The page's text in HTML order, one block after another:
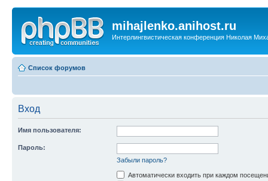
mihajlenko.anihost.ru
Интерлингвистическая конференция Николая
Список форумов
Вход
Имя пользователя:
Пароль:
Забыли пароль?
Автоматически входить при каждом